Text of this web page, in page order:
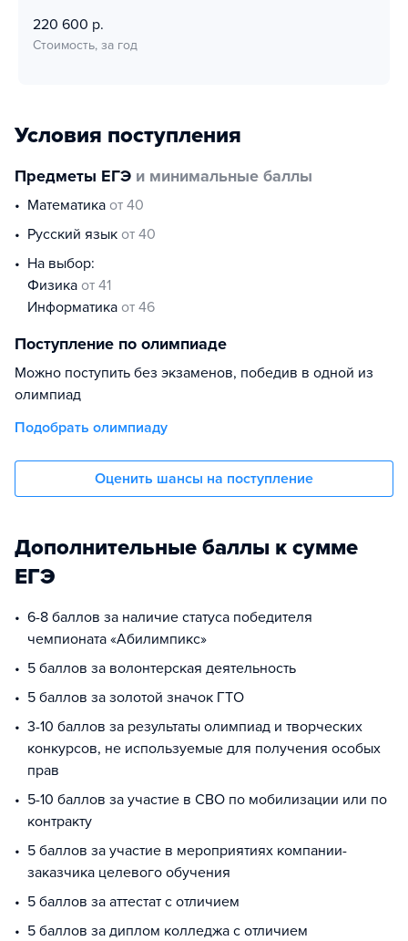
220 600 р.
Стоимость, за год
Условия поступления
Предметы ЕГЭ и минимальные баллы
математика от 40
русский язык от 40
На выбор:
физика от 41
информатика от 46
Поступление по олимпиаде
Можно поступить без экзаменов, победив в одной из
олимпиад
Подобрать олимпиаду
Оценить шансы на поступление
Дополнительные баллы к сумме
ЕГЭ
6-8 баллов за наличие статуса победителя
чемпионата «Абилимпикс»
5 баллов за волонтерская деятельность
5 баллов за золотой значок ГТО
3-10 баллов за результаты олимпиад и творческих
конкурсов, не используемые для получения особых
прав
5-10 баллов за участие в СВО по мобилизации или по
контракту
5 баллов за участие в мероприятиях компании-
заказчика целевого обучения
5 баллов за аттестат с отличием
5 баллов за диплом колледжа с отличием